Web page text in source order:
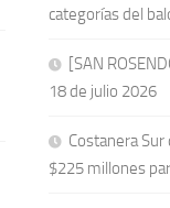
categorías del
[SAN
18 de julio 2026
Costanera
$225 millones